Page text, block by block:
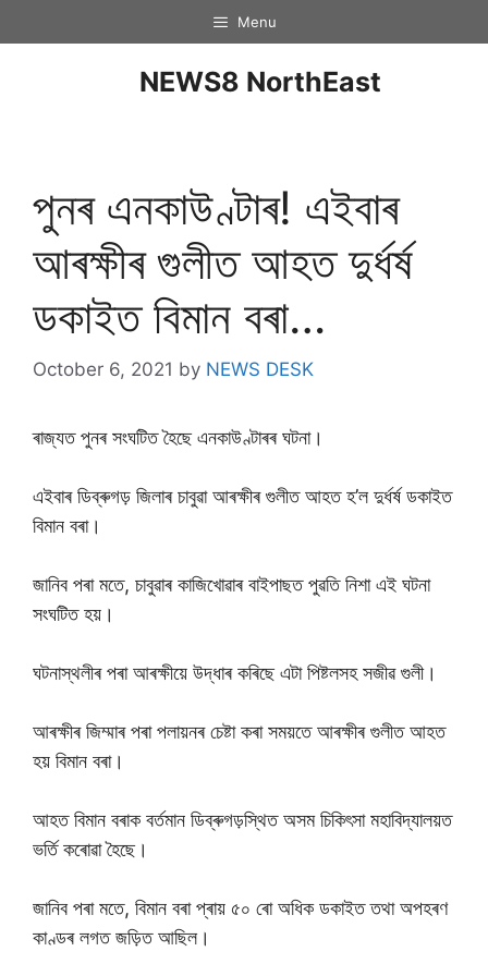
Menu
NEWS8 NorthEast
পুনৰ এনকাউণ্টাৰ! এইবাৰ
আৰক্ষীৰ গুলীত আহত দুৰ্ধৰ্ষ
ডকাইত বিমান বৰা…
October 6, 2021 by NEWS DESK
ৰাজ্যত পুনৰ সংঘটিত হৈছে এনকাউণ্টাৰৰ ঘটনা।
এইবাৰ ডিব্ৰুগড় জিলাৰ চাবুৱা আৰক্ষীৰ গুলীত আহত হ’ল দুৰ্ধৰ্ষ ডকাইত
বিমান বৰা।
জানিব পৰা মতে, চাবুৱাৰ কাজিখোৱাৰ বাইপাছত পুৱতি নিশা এই ঘটনা
সংঘটিত হয়।
ঘটনাস্থলীৰ পৰা আৰক্ষীয়ে উদ্ধাৰ কৰিছে এটা পিষ্টলসহ সজীৱ গুলী।
আৰক্ষীৰ জিম্মাৰ পৰা পলায়নৰ চেষ্টা কৰা সময়তে আৰক্ষীৰ গুলীত আহত
হয় বিমান বৰা।
আহত বিমান বৰাক বৰ্তমান ডিব্ৰুগড়স্থিত অসম চিকিৎসা মহাবিদ্যালয়ত
ভৰ্তি কৰোৱা হৈছে।
জানিব পৰা মতে, বিমান বৰা প্ৰায় ৫০ ৰো অধিক ডকাইত তথা অপহৰণ
কাণ্ডৰ লগত জড়িত আছিল।